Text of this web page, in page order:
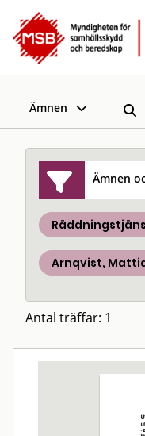
Ämnen
Ämnen
Arnqvist,
Antal träffar: 1